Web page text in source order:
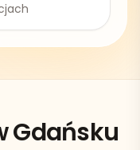
Gdańsku